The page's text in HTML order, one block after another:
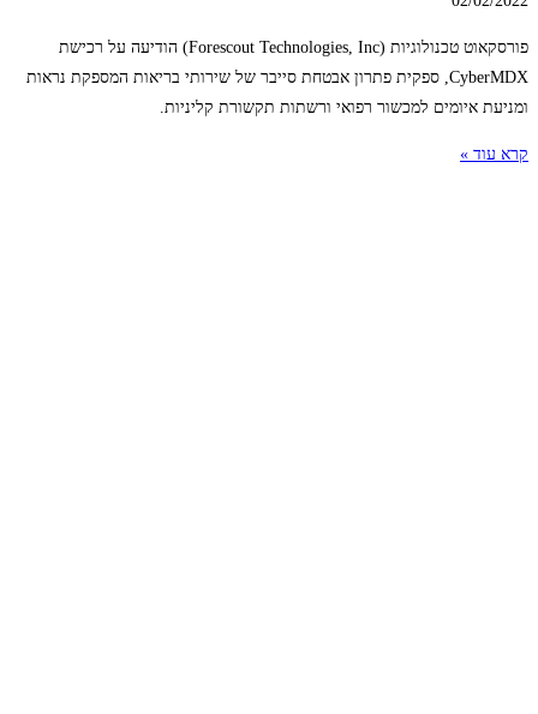
פורסקאוט טכנולוגיות (Forescout Technologies, Inc) הודיעה על רכישת
CyberMDX, ספקית פתרון אבטחת סייבר של שירותי בריאות המספקת נראות
ומניעת איומים למכשור רפואי ורשתות תקשורת קליניות.
קרא עוד »